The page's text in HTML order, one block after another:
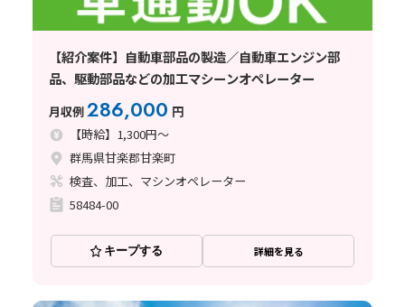
【紹介案件】自動車部品の製造／自動車エンジン部
品、駆動部品などの加工マシーンオペレーター
月収例286,000 円
【時給】1,300円～
群馬県甘楽郡甘楽町
検査、加工、マシンオペレーター
58484-00
キープする 詳細を見る